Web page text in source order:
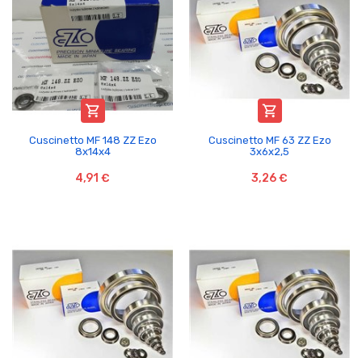

Cuscinetto MF 148 ZZ Ezo
8x14x4
4,91 €

Cuscinetto MF 63 ZZ Ezo
3x6x2,5
3,26 €